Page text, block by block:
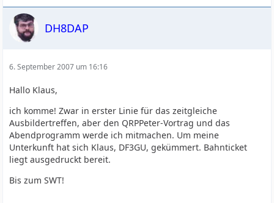
DH8DAP
6. September 2007 um 16:16
Hallo Klaus,
ich komme! Zwar in erster Linie für das zeitgleiche
Ausbildertreffen, aber den QRPPeter-Vortrag und das
Abendprogramm werde ich mitmachen. Um meine
Unterkunft hat sich Klaus, DF3GU, gekümmert. Bahnticket
liegt ausgedruckt bereit.
Bis zum SWT!